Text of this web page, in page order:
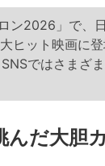
ン2026」で、
ヒット映画に
ではさまざ
んだ大胆